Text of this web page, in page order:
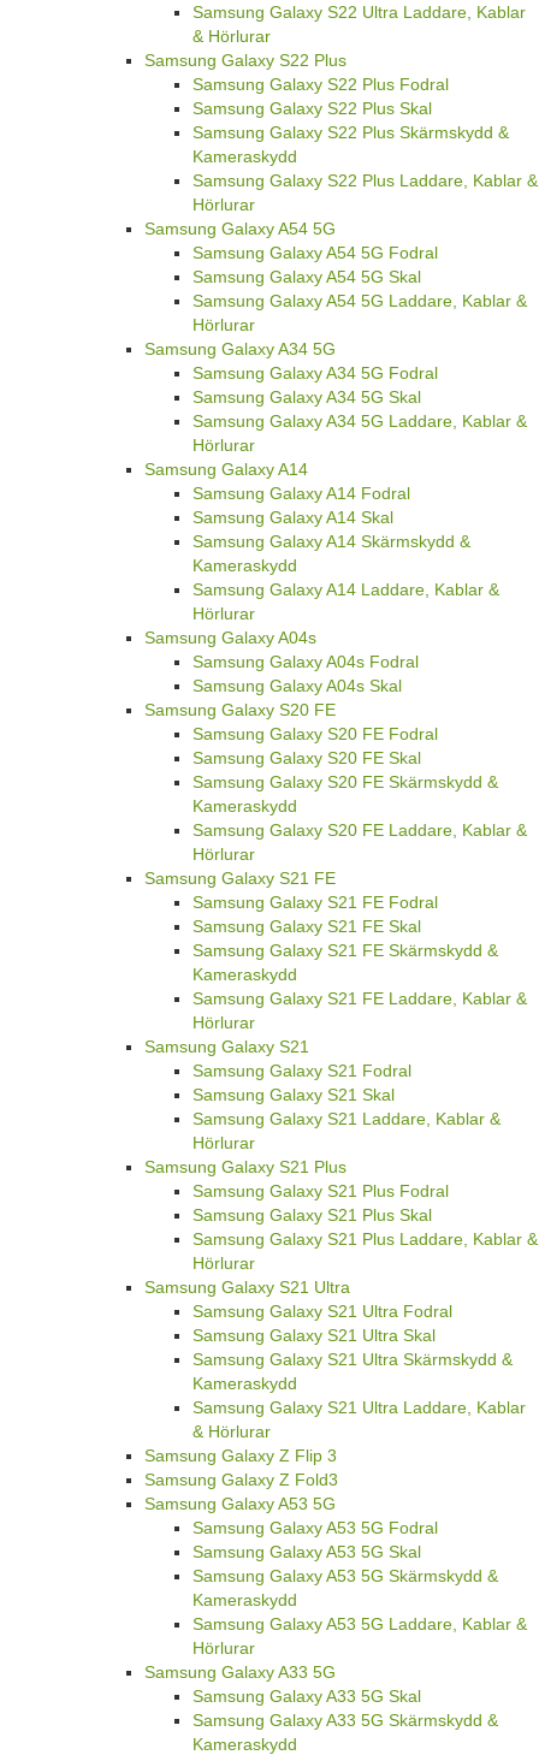
Samsung Galaxy S22 Ultra Laddare, Kablar
& Hörlurar
Samsung Galaxy S22 Plus
Samsung Galaxy S22 Plus Fodral
Samsung Galaxy S22 Plus Skal
Samsung Galaxy S22 Plus Skärmskydd &
Kameraskydd
Samsung Galaxy S22 Plus Laddare, Kablar &
Hörlurar
Samsung Galaxy A54 5G
Samsung Galaxy A54 5G Fodral
Samsung Galaxy A54 5G Skal
Samsung Galaxy A54 5G Laddare, Kablar &
Hörlurar
Samsung Galaxy A34 5G
Samsung Galaxy A34 5G Fodral
Samsung Galaxy A34 5G Skal
Samsung Galaxy A34 5G Laddare, Kablar &
Hörlurar
Samsung Galaxy A14
Samsung Galaxy A14 Fodral
Samsung Galaxy A14 Skal
Samsung Galaxy A14 Skärmskydd &
Kameraskydd
Samsung Galaxy A14 Laddare, Kablar &
Hörlurar
Samsung Galaxy A04s
Samsung Galaxy A04s Fodral
Samsung Galaxy A04s Skal
Samsung Galaxy S20 FE
Samsung Galaxy S20 FE Fodral
Samsung Galaxy S20 FE Skal
Samsung Galaxy S20 FE Skärmskydd &
Kameraskydd
Samsung Galaxy S20 FE Laddare, Kablar &
Hörlurar
Samsung Galaxy S21 FE
Samsung Galaxy S21 FE Fodral
Samsung Galaxy S21 FE Skal
Samsung Galaxy S21 FE Skärmskydd &
Kameraskydd
Samsung Galaxy S21 FE Laddare, Kablar &
Hörlurar
Samsung Galaxy S21
Samsung Galaxy S21 Fodral
Samsung Galaxy S21 Skal
Samsung Galaxy S21 Laddare, Kablar &
Hörlurar
Samsung Galaxy S21 Plus
Samsung Galaxy S21 Plus Fodral
Samsung Galaxy S21 Plus Skal
Samsung Galaxy S21 Plus Laddare, Kablar &
Hörlurar
Samsung Galaxy S21 Ultra
Samsung Galaxy S21 Ultra Fodral
Samsung Galaxy S21 Ultra Skal
Samsung Galaxy S21 Ultra Skärmskydd &
Kameraskydd
Samsung Galaxy S21 Ultra Laddare, Kablar
& Hörlurar
Samsung Galaxy Z Flip 3
Samsung Galaxy Z Fold3
Samsung Galaxy A53 5G
Samsung Galaxy A53 5G Fodral
Samsung Galaxy A53 5G Skal
Samsung Galaxy A53 5G Skärmskydd &
Kameraskydd
Samsung Galaxy A53 5G Laddare, Kablar &
Hörlurar
Samsung Galaxy A33 5G
Samsung Galaxy A33 5G Skal
Samsung Galaxy A33 5G Skärmskydd &
Kameraskydd